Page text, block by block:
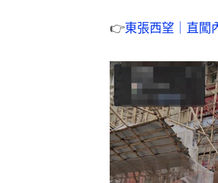
👉東張西望｜直闖